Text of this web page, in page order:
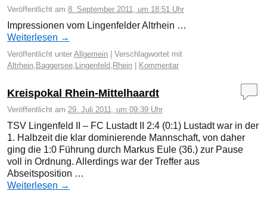
Veröffentlicht am 8. September 2011, um 18:51 Uhr
Impressionen vom Lingenfelder Altrhein …
Weiterlesen →
Veröffentlicht unter Allgemein
Verschlagwortet mit
Altrhein, Baggersee, Lingenfeld, Rhein Kommentar
Kreispokal Rhein-Mittelhaardt
Veröffentlicht am 29. Juli 2011, um 09:39 Uhr
TSV Lingenfeld II – FC Lustadt II 2:4 (0:1) Lustadt war in der
1. Halbzeit die klar dominierende Mannschaft, von daher
ging die 1:0 Führung durch Markus Eule (36.) zur Pause
voll in Ordnung. Allerdings war der Treffer aus
Abseitsposition …
Weiterlesen →